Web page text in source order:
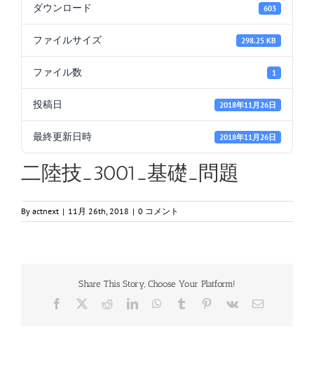
ダウンロード 603
ファイルサイズ 298.25 KB
ファイル数 1
投稿日 2018年11月26日
最終更新日時 2018年11月26日
二陸技_3001_基礎_問題
By actnext | 11月 26th, 2018 | 0 コメント
Share This Story, Choose Your Platform!
Facebook RedditLinkedInWhatsApp
Tumblr Pinterest
Vk
電